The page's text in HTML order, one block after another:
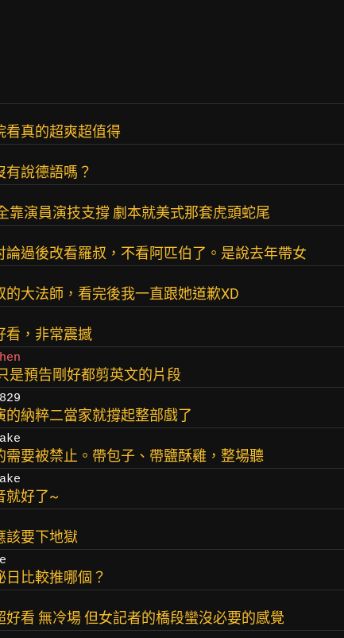
看真的超爽超值得
有說德語嗎？
靠演員演技支撐 劇本就美式那套虎頭蛇尾
論過後改看羅叔，不看阿匹伯了。是說去年帶女
的大法師，看完後我一直跟她道歉XD
看，非常震撼
是預告剛好都剪英文的片段
的納粹二當家就撐起整部戲了
需要被禁止。帶包子、帶鹽酥雞，整場聽
就好了~
該要下地獄
日比較推哪個？
好看 無冷場 但女記者的橋段蠻沒必要的感覺